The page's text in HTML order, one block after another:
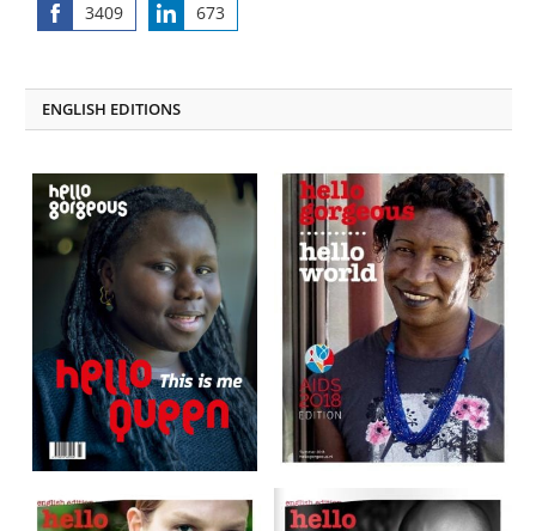
3409
Share
673
Share
ENGLISH EDITIONS